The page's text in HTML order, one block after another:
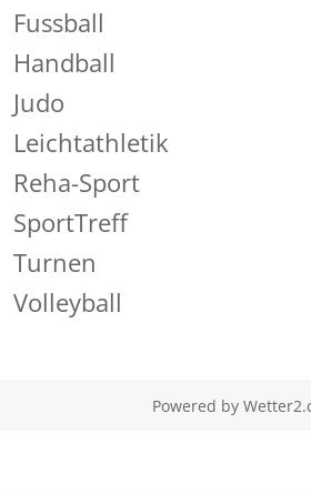
Fussball
Handball
Judo
Leichtathletik
Reha-Sport
SportTreff
Turnen
Volleyball
Powered by